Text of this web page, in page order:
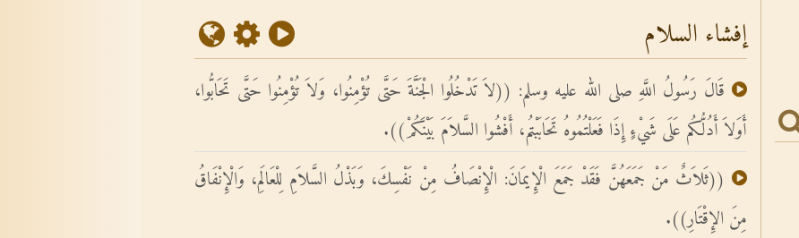
إفشاء السلام
قَالَ رَسُولُ اللَّهِ صلى الله عليه وسلم: ((لاَ تَدْخُلُوا الْجَنَّةَ حَتَّى تُؤْمِنُوا، وَلاَ تُؤْمِنُوا حَتَّى تَحَابُّوا،
أَوَلاَ أَدُلُّكُم عَلَى شَيْءٍ إِذَا فَعَلْتُمُوهُ تَحَابَبْتُم، أَفْشُوا السَّلاَمَ بَيْنَكُمْ)).
((ثَلاَثٌ مَنْ جَمَعَهُنَّ فَقَدْ جَمَعَ الْإِيمَانَ: الْإِنْصَافُ مِنْ نَفْسِكَ، وَبَذْلُ السَّلاَمِ لِلْعَالَمِ، وَالْإِنْفَاقُ
مِنَ الإِقْتَارِ)).